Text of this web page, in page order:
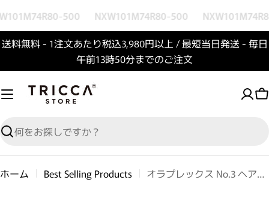
500 NXW101M74R80-500
送料無料 - 1注文あたり税込3,980円以上 / 最短当日発送 - 毎日
午前13時50分までのご注文
検索
ホーム Best Selling Products
オラプレックス No.3 ヘアパーフェクター